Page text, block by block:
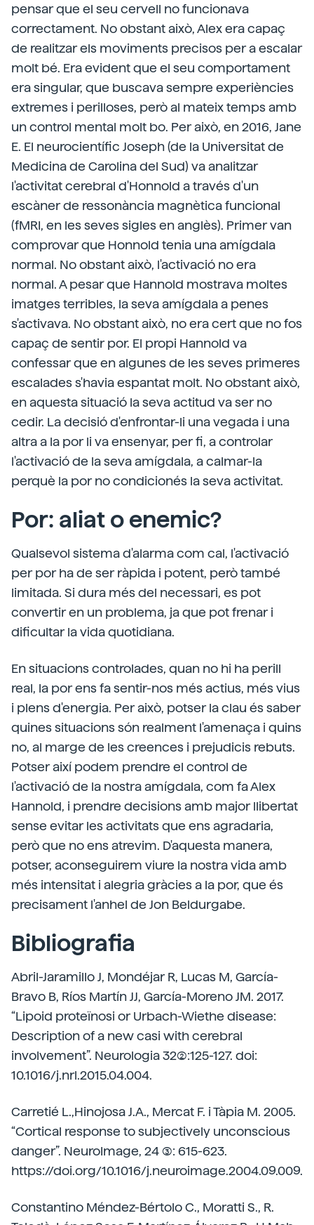
pensar que el seu cervell no funcionava
correctament. No obstant això, Alex era capaç
de realitzar els moviments precisos per a escalar
molt bé. Era evident que el seu comportament
era singular, que buscava sempre experiències
extremes i perilloses, però al mateix temps amb
un control mental molt bo. Per això, en 2016, Jane
E. El neurocientífic Joseph (de la Universitat de
Medicina de Carolina del Sud) va analitzar
l'activitat cerebral d'Honnold a través d'un
escàner de ressonància magnètica funcional
(fMRI, en les seves sigles en anglès). Primer van
comprovar que Honnold tenia una amígdala
normal. No obstant això, l'activació no era
normal. A pesar que Hannold mostrava moltes
imatges terribles, la seva amígdala a penes
s'activava. No obstant això, no era cert que no fos
capaç de sentir por. El propi Hannold va
confessar que en algunes de les seves primeres
escalades s'havia espantat molt. No obstant això,
en aquesta situació la seva actitud va ser no
cedir. La decisió d'enfrontar-li una vegada i una
altra a la por li va ensenyar, per fi, a controlar
l'activació de la seva amígdala, a calmar-la
perquè la por no condicionés la seva activitat.
Por: aliat o enemic?
Qualsevol sistema d'alarma com cal, l'activació
per por ha de ser ràpida i potent, però també
limitada. Si dura més del necessari, es pot
convertir en un problema, ja que pot frenar i
dificultar la vida quotidiana.
En situacions controlades, quan no hi ha perill
real, la por ens fa sentir-nos més actius, més vius
i plens d'energia. Per això, potser la clau és saber
quines situacions són realment l'amenaça i quins
no, al marge de les creences i prejudicis rebuts.
Potser així podem prendre el control de
l'activació de la nostra amígdala, com fa Alex
Hannold, i prendre decisions amb major llibertat
sense evitar les activitats que ens agradaria,
però que no ens atrevim. D'aquesta manera,
potser, aconseguirem viure la nostra vida amb
més intensitat i alegria gràcies a la por, que és
precisament l'anhel de Jon Beldurgabe.
Bibliografia
Abril-Jaramillo J, Mondéjar R, Lucas M, García-
Bravo B, Ríos Martín JJ, García-Moreno JM. 2017.
“Lipoid proteïnosi or Urbach-Wiethe disease:
Description of a new casi with cerebral
involvement”. Neurologia 32(2):125-127. doi:
10.1016/j.nrl.2015.04.004.
Carretié L.,Hinojosa J.A., Mercat F. i Tàpia M. 2005.
“Cortical response to subjectively unconscious
danger”. NeuroImage, 24 (3): 615-623.
https://doi.org/10.1016/j.neuroimage.2004.09.009.
Constantino Méndez-Bértolo C., Moratti S., R.